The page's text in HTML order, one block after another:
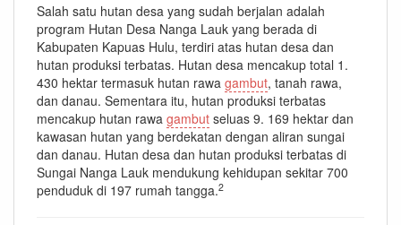
Salah satu hutan desa yang sudah berjalan adalah
program Hutan Desa Nanga Lauk yang berada di
Kabupaten Kapuas Hulu, terdiri atas hutan desa dan
hutan produksi terbatas. Hutan desa mencakup total 1.
430 hektar termasuk hutan rawa gambut, tanah rawa,
dan danau. Sementara itu, hutan produksi terbatas
mencakup hutan rawa gambut seluas 9. 169 hektar dan
kawasan hutan yang berdekatan dengan aliran sungai
dan danau. Hutan desa dan hutan produksi terbatas di
Sungai Nanga Lauk mendukung kehidupan sekitar 700
penduduk di 197 rumah tangga.2